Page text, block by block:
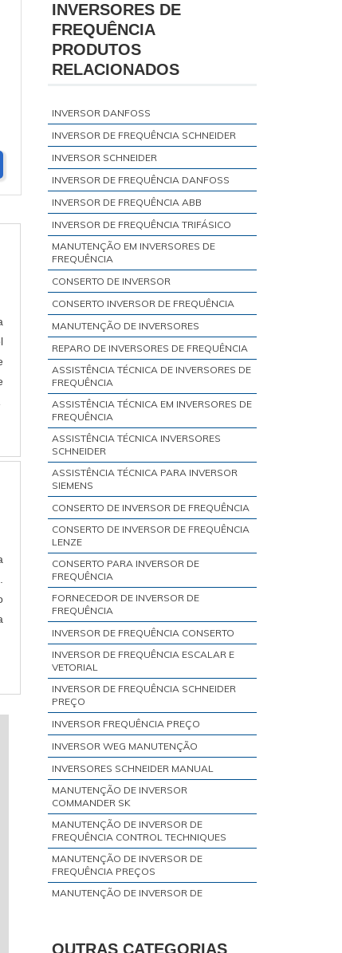
INVERSORES DE
FREQUÊNCIA
PRODUTOS
RELACIONADOS
INVERSOR DANFOSS
INVERSOR DE FREQUÊNCIA SCHNEIDER
INVERSOR SCHNEIDER
INVERSOR DE FREQUÊNCIA DANFOSS
INVERSOR DE FREQUÊNCIA ABB
INVERSOR DE FREQUÊNCIA TRIFÁSICO
MANUTENÇÃO EM INVERSORES DE
FREQUÊNCIA
CONSERTO DE INVERSOR
CONSERTO INVERSOR DE FREQUÊNCIA
MANUTENÇÃO DE INVERSORES
REPARO DE INVERSORES DE FREQUÊNCIA
ASSISTÊNCIA TÉCNICA DE INVERSORES DE
FREQUÊNCIA
ASSISTÊNCIA TÉCNICA EM INVERSORES DE
FREQUÊNCIA
ASSISTÊNCIA TÉCNICA INVERSORES
SCHNEIDER
ASSISTÊNCIA TÉCNICA PARA INVERSOR
SIEMENS
CONSERTO DE INVERSOR DE FREQUÊNCIA
CONSERTO DE INVERSOR DE FREQUÊNCIA
LENZE
CONSERTO PARA INVERSOR DE
FREQUÊNCIA
FORNECEDOR DE INVERSOR DE
FREQUÊNCIA
INVERSOR DE FREQUÊNCIA CONSERTO
INVERSOR DE FREQUÊNCIA ESCALAR E
VETORIAL
INVERSOR DE FREQUÊNCIA SCHNEIDER
PREÇO
INVERSOR FREQUÊNCIA PREÇO
INVERSOR WEG MANUTENÇÃO
INVERSORES SCHNEIDER MANUAL
MANUTENÇÃO DE INVERSOR
COMMANDER SK
MANUTENÇÃO DE INVERSOR DE
FREQUÊNCIA CONTROL TECHNIQUES
MANUTENÇÃO DE INVERSOR DE
FREQUÊNCIA PREÇOS
MANUTENÇÃO DE INVERSOR DE
OUTRAS CATEGORIAS